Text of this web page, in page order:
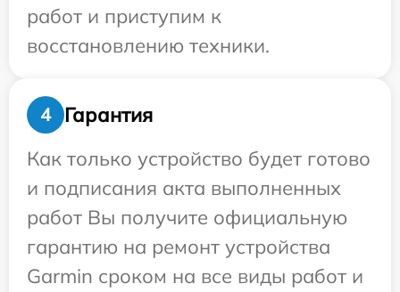
работ и приступим к
восстановлению техники.
4
Гарантия
Как только устройство будет готово
и подписания акта выполненных
работ Вы получите официальную
гарантию на ремонт устройства
Garmin сроком на все виды работ и